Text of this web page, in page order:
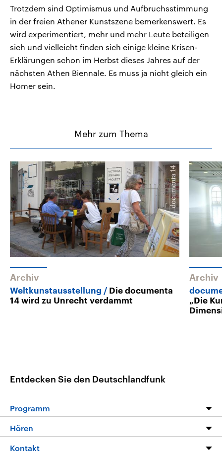
Trotzdem sind Optimismus und Aufbruchsstimmung
in der freien Athener Kunstszene bemerkenswert. Es
wird experimentiert, mehr und mehr Leute beteiligen
sich und vielleicht finden sich einige kleine Krisen-
Erklärungen schon im Herbst dieses Jahres auf der
nächsten Athen Biennale. Es muss ja nicht gleich ein
Homer sein.
Mehr zum Thema
Archiv
Weltkunstausstellung
Die documenta
14 wird zu Unrecht verdammt
Archiv
„Die
Entdecken Sie den Deutschlandfunk
Programm
Hören
Livestream
Kontakt